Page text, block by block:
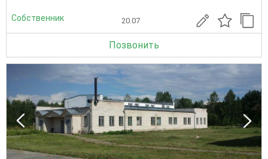
Собственник 20.07
Позвонить